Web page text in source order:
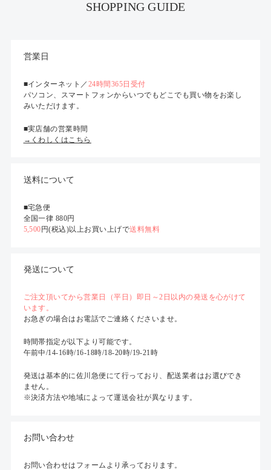
SHOPPING GUIDE
営業日
■インターネット／ 24時間365日受付
パソコン、スマートフォンからいつでもどこでも買い物をお楽し
みいただけます。
■実店舗の営業時間
→くわしくはこちら
送料について
■宅急便
全国一律 880円
5,500 円(税込)以上お買い上げで送料無料
発送について
ご注文頂いてから営業日（平日）即日～2日以内の発送を心がけて
います。
お急ぎの場合はお電話でご連絡くださいませ。
時間帯指定が以下より可能です。
午前中/14-16時/16-18時/18-20時/19-21時
発送は基本的に佐川急便にて行っており、配送業者はお選びでき
ません。
※決済方法や地域によって運送会社が異なります。
お問い合わせ
お問い合わせはフォームより承っております。